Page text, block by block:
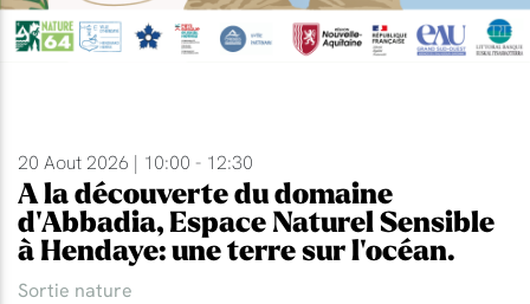
20 Aout 2026 | 10:00 - 12:30
A la découverte du domaine
d'Abbadia, Espace Naturel Sensible
à Hendaye: une terre sur l'océan.
Sortie nature